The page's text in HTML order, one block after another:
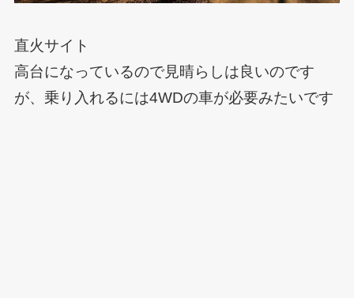
直火サイト
高台になっているので見晴らしは良いのです
が、乗り入れるには4WDの車が必要みたいです